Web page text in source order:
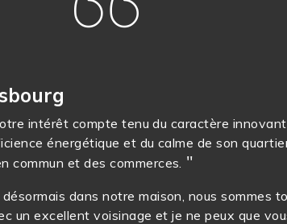
intérêt compte tenu du caractère
énergétique et du calme de son
commun et des commerces.
dans notre maison, nous sommes
un excellent voisinage et je ne peux que